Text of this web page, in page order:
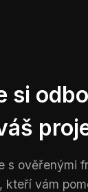
si
s ověřenými
kteří vám